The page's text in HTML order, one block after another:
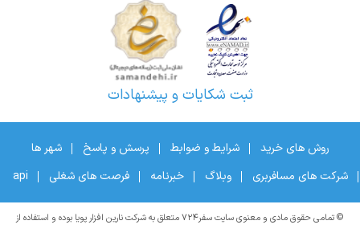
ثبت شکایات و پیشنهادات
روش های خرید شرایط و ضوابط پرسش و پاسخ
شهر ها
شرکت های مسافربری
وبلاگ خبرنامه فرصت های شغلی api
© تمامی حقوق مادی و معنوی سایت سفر۷۲۴ متعلق به شرکت نارین افزار پویا بوده و استفاده از